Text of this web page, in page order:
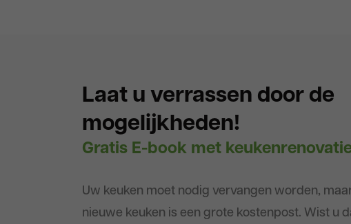
Laat u verrassen door de
mogelijkheden!
Gratis E-book met
Uw keuken moet nodig vervangen worden,
nieuwe keuken is een grote kostenpost. Wist u